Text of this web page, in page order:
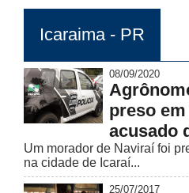
Icaraima - PR
08/09/2020
preso
acusado
Um morador de Naviraí foi
na cidade de Icaraí...
25/07/2017